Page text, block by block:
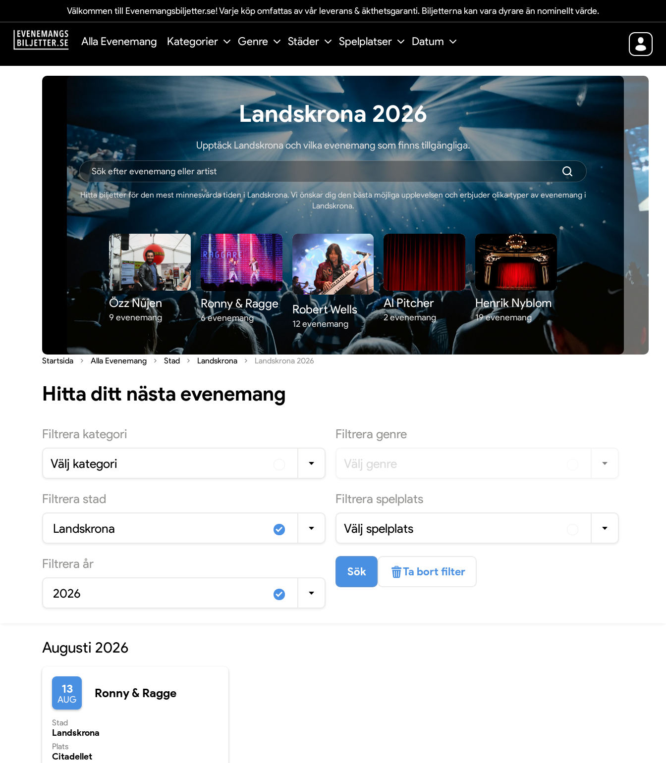
Välkommen till Evenemangsbiljetter.se! Varje köp omfattas av vår leverans & äkthetsgaranti. Biljetterna kan vara dyrare än nominellt värde.
Alla Evenemang Kategorier Genre Städer Spelplatser Datum
Landskrona 2026
Upptäck Landskrona och vilka evenemang som finns tillgängliga.
Hitta biljetter för den mest minnesvärda tiden i Landskrona. Vi önskar dig den bästa möjliga upplevelsen och erbjuder olika typer av evenemang i
Landskrona.
Özz Nûjen
9 evenemang
Ronny & Ragge
6 evenemang
Robert Wells
12 evenemang
Al Pitcher
2 evenemang
Henrik Nyblom
19 evenemang
Startsida Alla Evenemang Stad Landskrona Landskrona 2026
Hitta ditt nästa evenemang
Filtrera kategori
Välj kategori
Filtrera genre
Välj genre
Filtrera stad
Landskrona
Filtrera spelplats
Välj spelplats
Filtrera år
2026
Sök Ta bort filter
Augusti 2026
13
AUG Ronny & Ragge
Stad
Landskrona
Plats
Citadellet